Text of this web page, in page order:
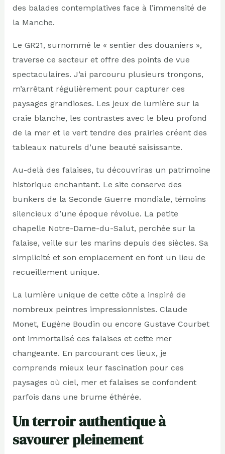
des balades contemplatives face à l’immensité de
la Manche.
Le GR21, surnommé le « sentier des douaniers »,
traverse ce secteur et offre des points de vue
spectaculaires. J’ai parcouru plusieurs tronçons,
m’arrêtant régulièrement pour capturer ces
paysages grandioses. Les jeux de lumière sur la
craie blanche, les contrastes avec le bleu profond
de la mer et le vert tendre des prairies créent des
tableaux naturels d’une beauté saisissante.
Au-delà des falaises, tu découvriras un patrimoine
historique enchantant. Le site conserve des
bunkers de la Seconde Guerre mondiale, témoins
silencieux d’une époque révolue. La petite
chapelle Notre-Dame-du-Salut, perchée sur la
falaise, veille sur les marins depuis des siècles. Sa
simplicité et son emplacement en font un lieu de
recueillement unique.
La lumière unique de cette côte a inspiré de
nombreux peintres impressionnistes. Claude
Monet, Eugène Boudin ou encore Gustave Courbet
ont immortalisé ces falaises et cette mer
changeante. En parcourant ces lieux, je
comprends mieux leur fascination pour ces
paysages où ciel, mer et falaises se confondent
parfois dans une brume éthérée.
Un terroir authentique à
savourer pleinement